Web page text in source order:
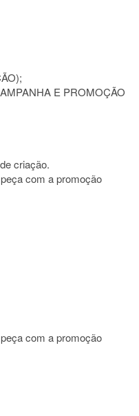
E PROMOÇÃO
criação.
com a promoção
com a promoção